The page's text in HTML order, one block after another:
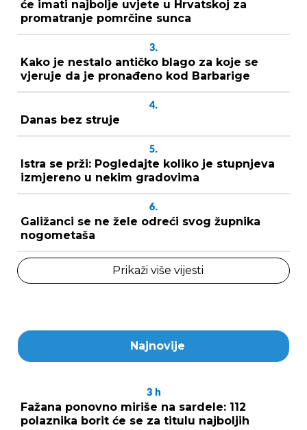
će imati najbolje uvjete u Hrvatskoj za
promatranje pomrčine sunca
3.
Kako je nestalo antičko blago za koje se
vjeruje da je pronađeno kod Barbarige
4.
Danas bez struje
5.
Istra se prži: Pogledajte koliko je stupnjeva
izmjereno u nekim gradovima
6.
Galižanci se ne žele odreći svog župnika
nogometaša
Prikaži više vijesti
Najnovije
3 h
Fažana ponovno miriše na sardele: 112
polaznika borit će se za titulu najboljih